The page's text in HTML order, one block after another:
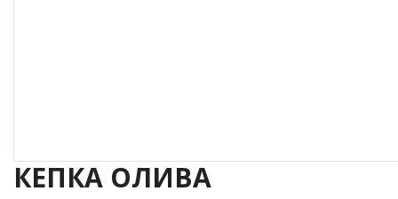
КЕПКА ОЛИВА